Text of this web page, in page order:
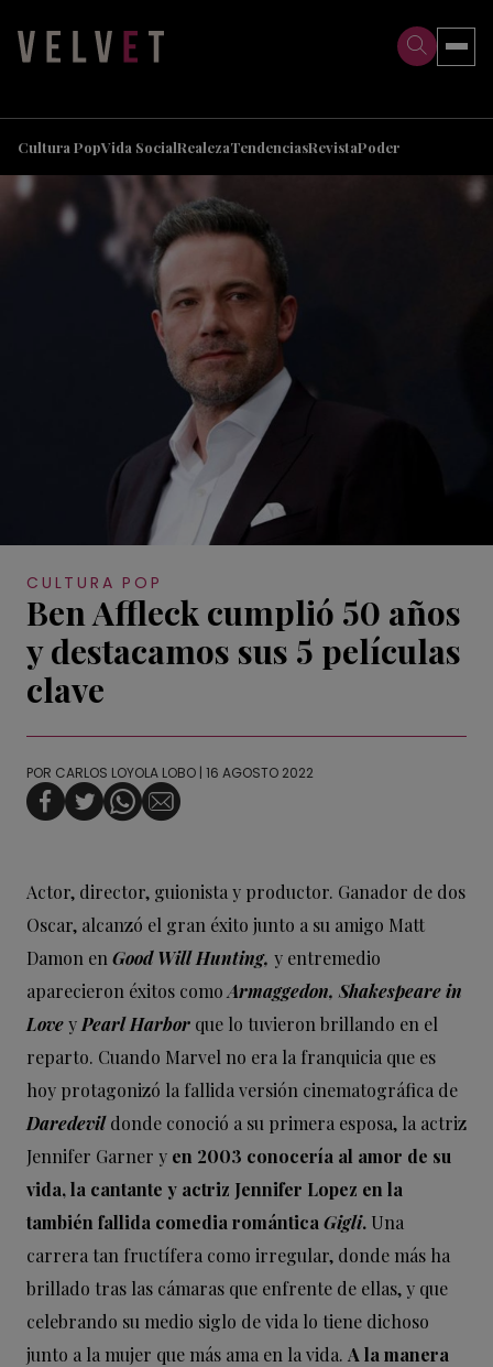
Cultura PopVida SocialRealezaTendenciasRevistaPoder
CULTURA POP
Ben Affleck cumplió 50 años
y destacamos sus 5 películas
clave
POR CARLOS LOYOLA LOBO | 16 AGOSTO 2022
Actor, director, guionista y productor. Ganador de dos
Oscar, alcanzó el gran éxito junto a su amigo Matt
Damon en Good Will Hunting, y entremedio
aparecieron éxitos como Armaggedon, Shakespeare in
Lovey Pearl Harbor que lo tuvieron brillando en el
reparto. Cuando Marvel no era la franquicia que es
hoy protagonizó la fallida versión cinematográfica de
Daredevildonde conoció a su primera esposa, la actriz
Jennifer Garner y en 2003 conocería al amor de su
vida, la cantante y actriz Jennifer Lopez en la
también fallida comedia romántica Gigli. Una
carrera tan fructífera como irregular, donde más ha
brillado tras las cámaras que enfrente de ellas, y que
celebrando su medio siglo de vida lo tiene dichoso
junto a la mujer que más ama en la vida. A la manera